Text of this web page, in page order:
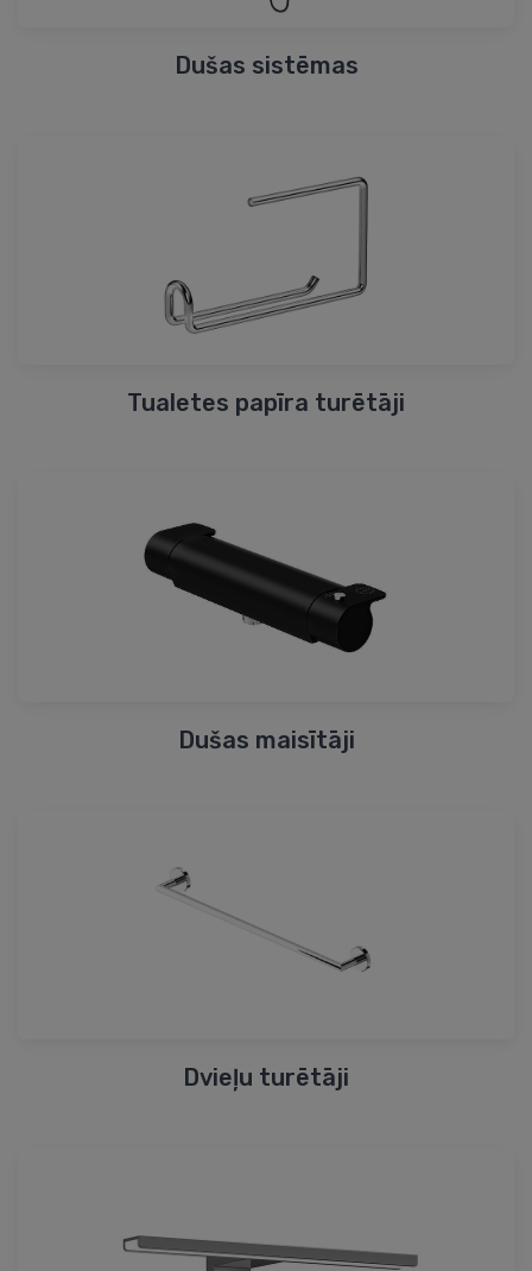
Dušas sistēmas
Tualetes papīra turētāji
Dušas maisītāji
Dvieļu turētāji